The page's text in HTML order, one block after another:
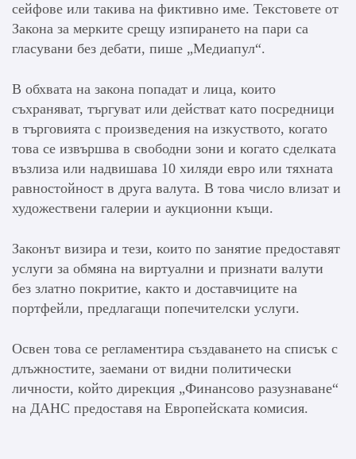
сейфове или такива на фиктивно име. Текстовете от
Закона за мерките срещу изпирането на пари са
гласувани без дебати, пише „Медиапул“.
В обхвата на закона попадат и лица, които
съхраняват, търгуват или действат като посредници
в търговията с произведения на изкуството, когато
това се извършва в свободни зони и когато сделката
възлиза или надвишава 10 хиляди евро или тяхната
равностойност в друга валута. В това число влизат и
художествени галерии и аукционни къщи.
Законът визира и тези, които по занятие предоставят
услуги за обмяна на виртуални и признати валути
без златно покритие, както и доставчиците на
портфейли, предлагащи попечителски услуги.
Освен това се регламентира създаването на списък с
длъжностите, заемани от видни политически
личности, който дирекция „Финансово разузнаване“
на ДАНС предоставя на Европейската комисия.